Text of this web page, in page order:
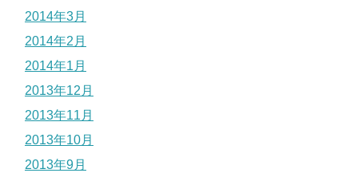
2014年3月
2014年2月
2014年1月
2013年12月
2013年11月
2013年10月
2013年9月